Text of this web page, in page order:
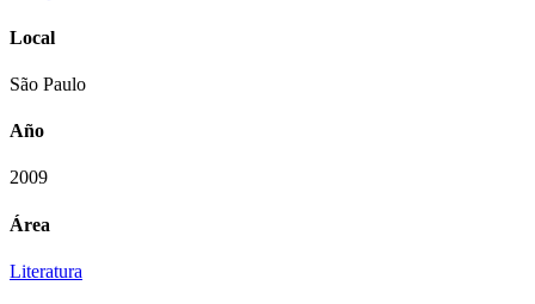
Local
São Paulo
Año
2009
Área
Literatura